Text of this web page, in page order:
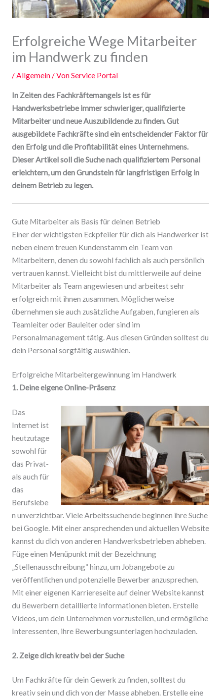
Erfolgreiche Wege Mitarbeiter
im Handwerk zu finden
/Allgemein/ VonService Portal
In Zeiten des Fachkräftemangels ist es für
Handwerksbetriebe immer schwieriger, qualifizierte
Mitarbeiter und neue Auszubildende zu finden. Gut
ausgebildete Fachkräfte sind ein entscheidender Faktor für
den Erfolg und die Profitabilität eines Unternehmens.
Dieser Artikel soll die Suche nach qualifiziertem Personal
erleichtern, um den Grundstein für langfristigen Erfolg in
deinem Betrieb zu legen.
Gute Mitarbeiter als Basis für deinen Betrieb
Einer der wichtigsten Eckpfeiler für dich als Handwerker ist
neben einem treuen Kundenstamm ein Team von
Mitarbeitern, denen du sowohl fachlich als auch persönlich
vertrauen kannst. Vielleicht bist du mittlerweile auf deine
Mitarbeiter als Team angewiesen und arbeitest sehr
erfolgreich mit ihnen zusammen. Möglicherweise
übernehmen sie auch zusätzliche Aufgaben, fungieren als
Teamleiter oder Bauleiter oder sind im
Personalmanagement tätig. Aus diesen Gründen solltest du
dein Personal sorgfältig auswählen.
Erfolgreiche Mitarbeitergewinnung im Handwerk
1. Deine eigene Online-Präsenz
Das
Internet ist
heutzutage
sowohl für
das Privat-
als auch für
das
Berufslebe
n unverzichtbar. Viele Arbeitssuchende beginnen ihre Suche
bei Google. Mit einer ansprechenden und aktuellen Website
kannst du dich von anderen Handwerksbetrieben abheben.
Füge einen Menüpunkt mit der Bezeichnung
„Stellenausschreibung“ hinzu, um Jobangebote zu
veröffentlichen und potenzielle Bewerber anzusprechen.
Mit einer eigenen Karriereseite auf deiner Website kannst
du Bewerbern detaillierte Informationen bieten. Erstelle
Videos, um dein Unternehmen vorzustellen, und ermögliche
Interessenten, ihre Bewerbungsunterlagen hochzuladen.
2. Zeige dich kreativ bei der Suche
Um Fachkräfte für dein Gewerk zu finden, solltest du
kreativ sein und dich von der Masse abheben. Erstelle eine